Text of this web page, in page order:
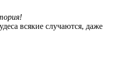
всякие случаются, даже